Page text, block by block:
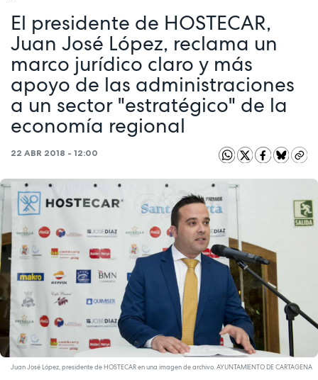
El presidente de HOSTECAR,
Juan José López, reclama un
marco jurídico claro y más
apoyo de las administraciones
a un sector "estratégico" de la
economía regional
22 ABR 2018 - 12:00
Juan José López, presidente de HOSTECAR en una imagen de archivo. AYUNTAMIENTO DE CARTAGENA